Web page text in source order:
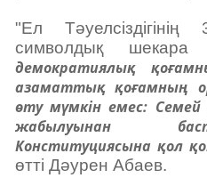
"Ел
символдық шекара
демократиялық
азаматтық қоғамның
өту мүмкін емес:
жабылуынан
Конституциясына қол
өтті Дәурен Абаев.